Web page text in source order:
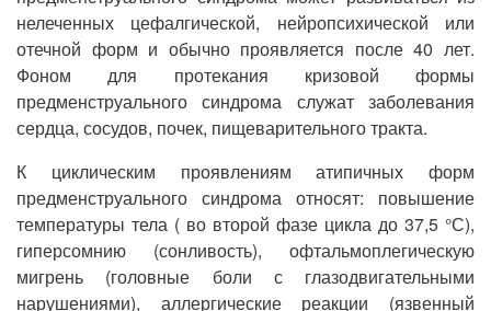
нелеченных цефалгической, нейропсихической или
отечной форм и обычно проявляется после 40 лет.
Фоном для протекания кризовой формы
предменструального синдрома служат заболевания
сердца, сосудов, почек, пищеварительного тракта.
К циклическим проявлениям атипичных форм
предменструального синдрома относят: повышение
температуры тела ( во второй фазе цикла до 37,5 °С),
гиперсомнию (сонливость), офтальмоплегическую
мигрень (головные боли с глазодвигательными
нарушениями), аллергические реакции (язвенный